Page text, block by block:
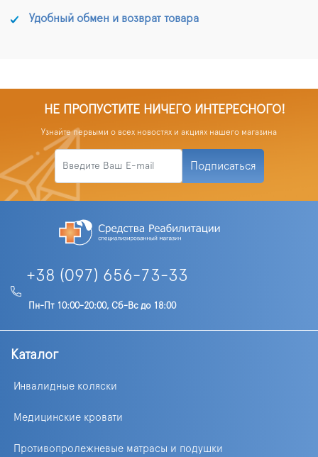
Удобный обмен и возврат товара
НЕ ПРОПУСТИТЕ НИЧЕГО ИНТЕРЕСНОГО!
Узнайте первыми о всех новостях и акциях нашего магазина
Подписаться
+38 (097) 656-73-33
Пн-Пт 10:00-20:00, Сб-Вс до 18:00
Каталог
Инвалидные коляски
Медицинские кровати
Противопролежневые матрасы и подушки